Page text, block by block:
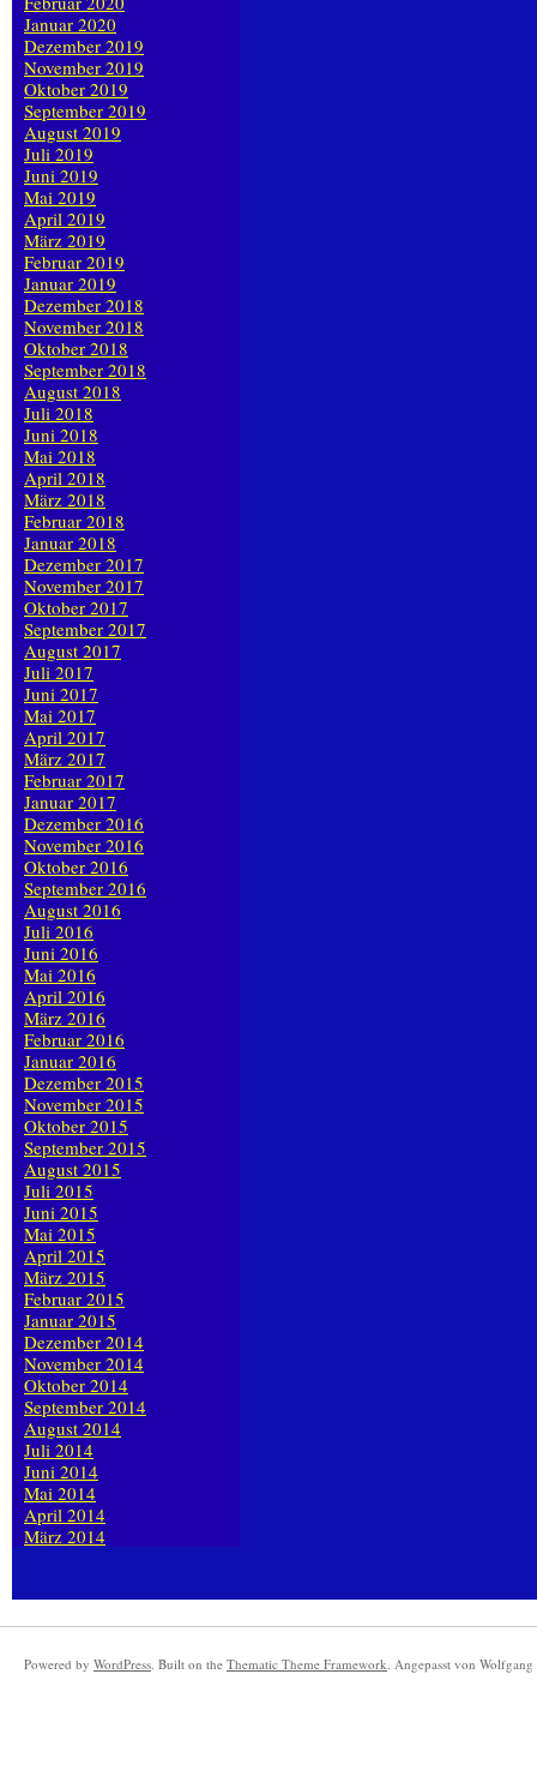
Januar 2020
Dezember 2019
November 2019
Oktober 2019
September 2019
August 2019
Juli 2019
Juni 2019
Mai 2019
April 2019
März 2019
Februar 2019
Januar 2019
Dezember 2018
November 2018
Oktober 2018
September 2018
August 2018
Juli 2018
Juni 2018
Mai 2018
April 2018
März 2018
Februar 2018
Januar 2018
Dezember 2017
November 2017
Oktober 2017
September 2017
August 2017
Juli 2017
Juni 2017
Mai 2017
April 2017
März 2017
Februar 2017
Januar 2017
Dezember 2016
November 2016
Oktober 2016
September 2016
August 2016
Juli 2016
Juni 2016
Mai 2016
April 2016
März 2016
Februar 2016
Januar 2016
Dezember 2015
November 2015
Oktober 2015
September 2015
August 2015
Juli 2015
Juni 2015
Mai 2015
April 2015
März 2015
Februar 2015
Januar 2015
Dezember 2014
November 2014
Oktober 2014
September 2014
August 2014
Juli 2014
Juni 2014
Mai 2014
April 2014
März 2014
Powered by WordPress. Built on the Thematic Theme Framework. Angepasst von